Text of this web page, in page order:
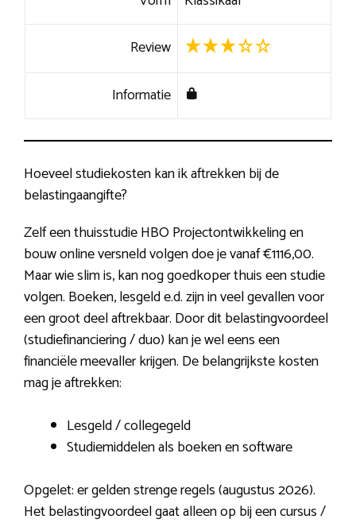
Review
Informatie
Hoeveel studiekosten kan ik aftrekken bij de
belastingaangifte?
Zelf een thuisstudie HBO Projectontwikkeling en
bouw online versneld volgen doe je vanaf €1116,00.
Maar wie slim is, kan nog goedkoper thuis een studie
volgen. Boeken, lesgeld e.d. zijn in veel gevallen voor
een groot deel aftrekbaar. Door dit belastingvoordeel
(studiefinanciering / duo) kan je wel eens een
financiële meevaller krijgen. De belangrijkste kosten
mag je aftrekken:
Lesgeld / collegegeld
Studiemiddelen als boeken en software
Opgelet: er gelden strenge regels (augustus 2026).
Het belastingvoordeel gaat alleen op bij een cursus /